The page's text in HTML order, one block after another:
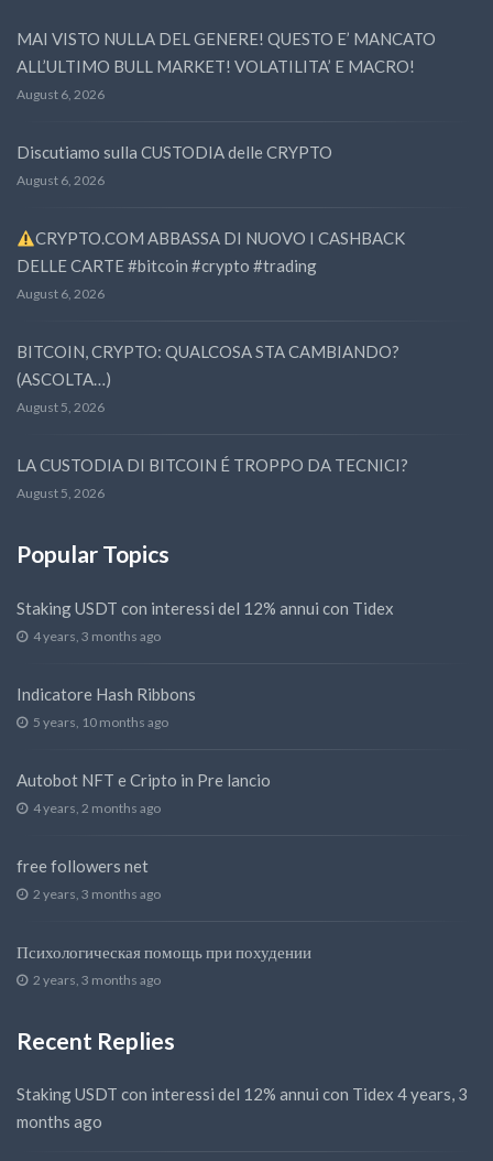
MAI VISTO NULLA DEL GENERE! QUESTO E’ MANCATO
ALL’ULTIMO BULL MARKET! VOLATILITA’ E MACRO!
August 6, 2026
Discutiamo sulla CUSTODIA delle CRYPTO
August 6, 2026
CRYPTO.COM ABBASSA DI NUOVO I CASHBACK
DELLE CARTE #bitcoin #crypto #trading
August 6, 2026
BITCOIN, CRYPTO: QUALCOSA STA CAMBIANDO?
(ASCOLTA…)
August 5, 2026
LA CUSTODIA DI BITCOIN É TROPPO DA TECNICI?
August 5, 2026
Popular Topics
Staking USDT con interessi del 12% annui con Tidex
4 years, 3 months ago
Indicatore Hash Ribbons
5 years, 10 months ago
Autobot NFT e Cripto in Pre lancio
4 years, 2 months ago
free followers net
2 years, 3 months ago
Психологическая помощь при похудении
2 years, 3 months ago
Recent Replies
Staking USDT con interessi del 12% annui con Tidex 4 years, 3
months ago